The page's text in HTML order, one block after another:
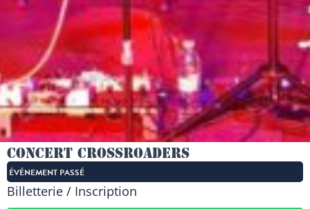
Concert Crossroaders
ÉVÉNEMENT PASSÉ
Billetterie / Inscription